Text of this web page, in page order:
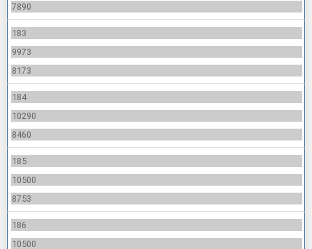
7890
183
9973
8173
184
10290
8460
185
10500
8753
186
10500